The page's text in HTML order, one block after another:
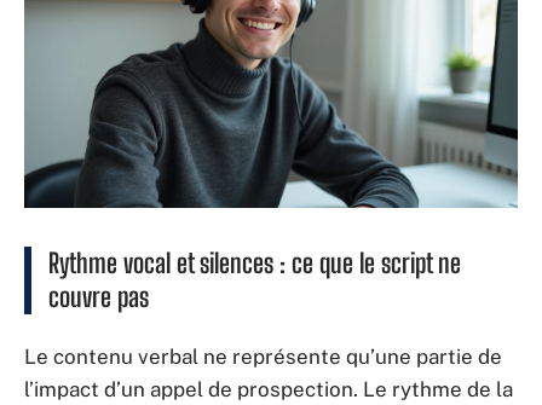
Rythme vocal et silences : ce que le script ne
couvre pas
Le contenu verbal ne représente qu’une partie de
l’impact d’un appel de prospection. Le rythme de la